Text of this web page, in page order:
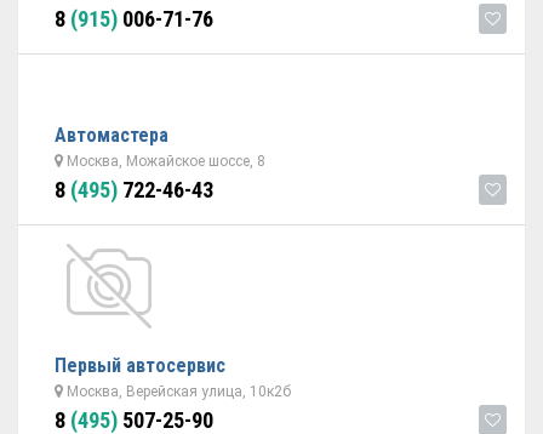
8 (915) 006-71-76
Автомастера
Москва, Можайское шоссе, 8
8 (495) 722-46-43
Первый автосервис
Москва, Верейская улица, 10к2б
8 (495) 507-25-90